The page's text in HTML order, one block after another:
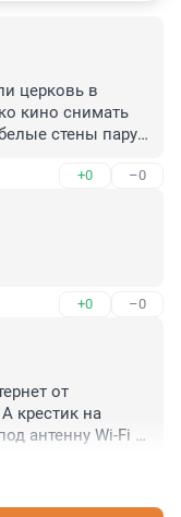
церковь в
кино снимать
стены пару
+0 –0
+0 –0
от
крестик на
антенну Wi-Fi